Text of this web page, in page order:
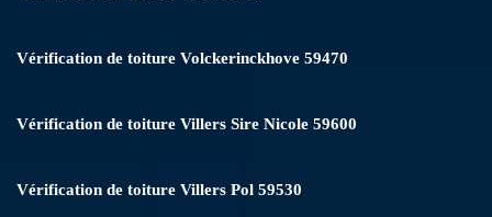
Vérification de toiture Volckerinckhove 59470
Vérification de toiture Villers Sire Nicole 59600
Vérification de toiture Villers Pol 59530